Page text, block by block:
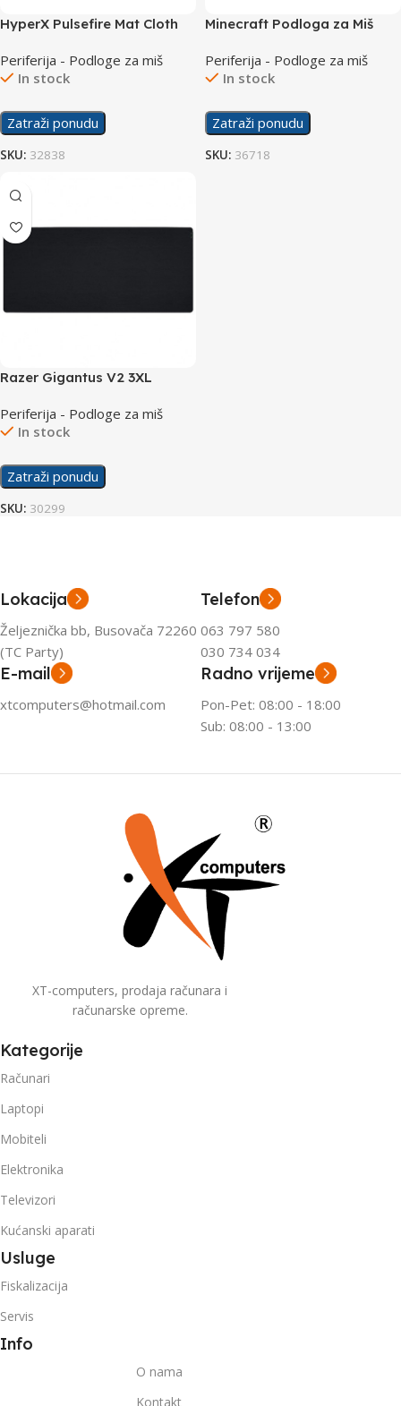
HyperX Pulsefire Mat Cloth
4Z7X4AA
Periferija - Podloge za miš
In stock
Zatraži ponudu
SKU: 32838
Minecraft Podloga za Miš
Periferija - Podloge za miš
In stock
Zatraži ponudu
SKU: 36718
Razer Gigantus V2 3XL
Periferija - Podloge za miš
In stock
Zatraži ponudu
SKU: 30299
Lokacija
Željeznička bb, Busovača 72260
(TC Party)
Telefon
063 797 580
030 734 034
E-mail
xtcomputers@hotmail.com
Radno vrijeme
Pon-Pet: 08:00 - 18:00
Sub: 08:00 - 13:00
XT-computers, prodaja računara i
računarske opreme.
Kategorije
Računari
Laptopi
Mobiteli
Elektronika
Televizori
Kućanski aparati
Usluge
Fiskalizacija
Servis
Info
O nama
Kontakt